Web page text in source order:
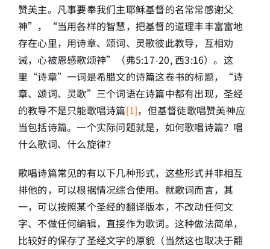
圣经解析
简介
下载
赞美主。凡事要奉我们主耶稣基督的名常常感谢父
神”，“当用各样的智慧，把基督的道理丰丰富富地
存在心里，用诗章、颂词、灵歌彼此教导，互相劝
诫，心被恩感歌颂神”（弗5:17-20, 西3:16）。这
里“诗章”一词是希腊文的诗篇这卷书的标题，“诗
章、颂词、灵歌”三个词语在诗篇中都有出现，圣经
的教导不是只能歌唱诗篇[1]，但基督徒歌唱赞美神应
当包括诗篇。一个实际问题就是，如何歌唱诗篇？唱
什么歌词、什么旋律？
歌唱诗篇常见的有以下几种形式，这些形式并非相互
排他的，可以根据情况综合使用。就歌词而言，其
一，可以按照某个圣经的翻译版本，不改动任何文
字、不做任何编辑，直接作为歌词。这种做法简单，
比较好的保存了圣经文字的原貌（当然这也取决于翻